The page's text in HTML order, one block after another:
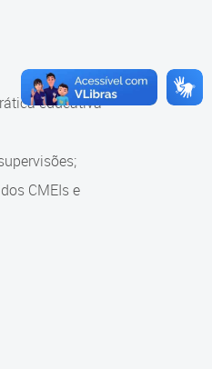
educativa
CMEIs e